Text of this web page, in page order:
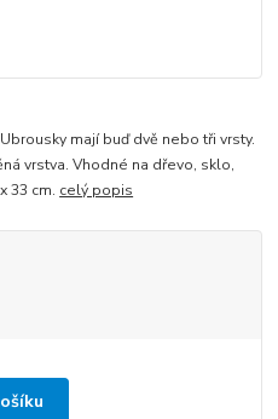
mají buď dvě nebo tři vrsty.
vrstva. Vhodné na dřevo, sklo,
33 cm. celý popis